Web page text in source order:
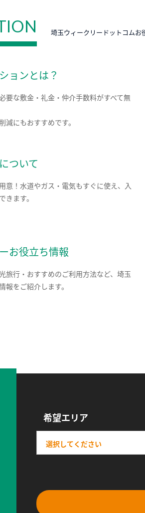
埼玉ウィークリードットコムお
ョンとは？
要な敷金・礼金・仲介手数料がすべて無
減にもおすすめです。
ついて
意！水道やガス・電気もすぐに使え、入
きます。
お役立ち情報
旅行・おすすめのご利用方法など、埼玉
報をご紹介します。
希望エリア